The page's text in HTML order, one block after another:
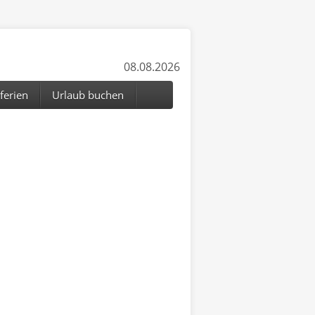
08.08.2026
Urlaub buchen